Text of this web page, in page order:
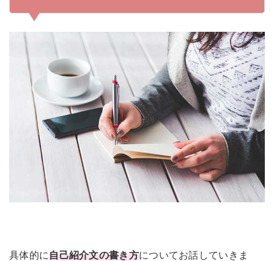
具体的に自己紹介文の書き方についてお話していきま